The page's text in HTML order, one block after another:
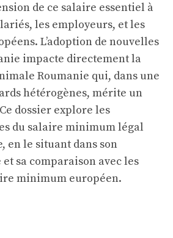
de ce salaire essentiel à
les employeurs, et les
L’adoption de nouvelles
impacte directement la
Roumanie qui, dans une
hétérogènes, mérite un
dossier explore les
du salaire minimum légal
en le situant dans son
sa comparaison avec les
minimum européen.